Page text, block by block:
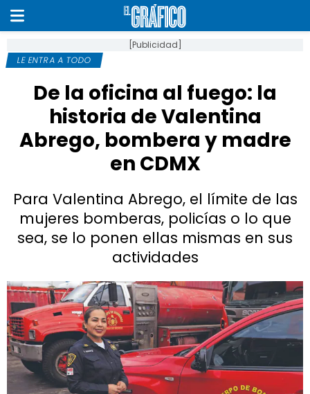
[Publicidad]
LE ENTRA A TODO
De la oficina al fuego: la
historia de Valentina
Abrego, bombera y madre
en CDMX
Para Valentina Abrego, el límite de las
mujeres bomberas, policías o lo que
sea, se lo ponen ellas mismas en sus
actividades